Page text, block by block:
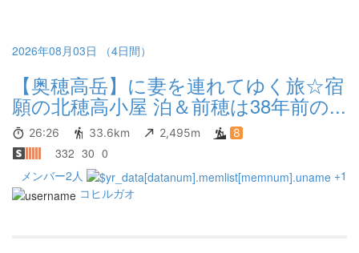
2026年08月03日 （4日間）
【奥穂高岳】に妻を連れてゆく旅☆宿
願の北穂高小屋 泊＆前穂は38年前の...
26:26 33.6km 2,495m 8
332 30 0
メンバー2人
+1
コヒルガオ